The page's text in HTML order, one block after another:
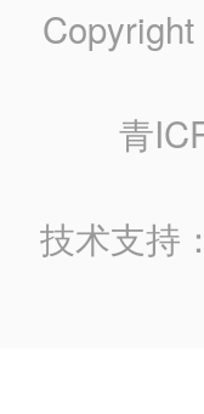
青
技术支持